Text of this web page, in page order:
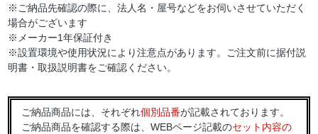
※ご納品先確認の際に、法人名・屋号などをお伺いさせていただく
場合がございます
※メーカー1年保証付き
※設置環境や使用状況により注意点があります。ご注文前に据付説
明書・取扱説明書をご確認ください。
ご納品商品には、それぞれ個別品番が記載されております。
ご納品商品を確認する際は、WEBページ記載のセット内容の